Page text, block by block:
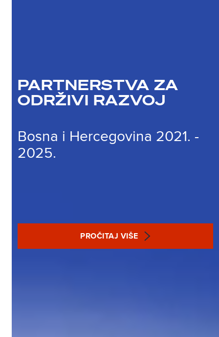
PARTNERSTVA ZA
ODRŽIVI RAZVOJ
Bosna i Hercegovina 2021. -
2025.
PROČITAJ VIŠE